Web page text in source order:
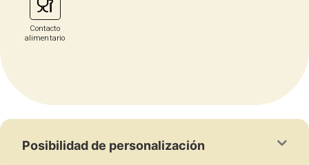
Contacto
alimentario
Posibilidad de personalización